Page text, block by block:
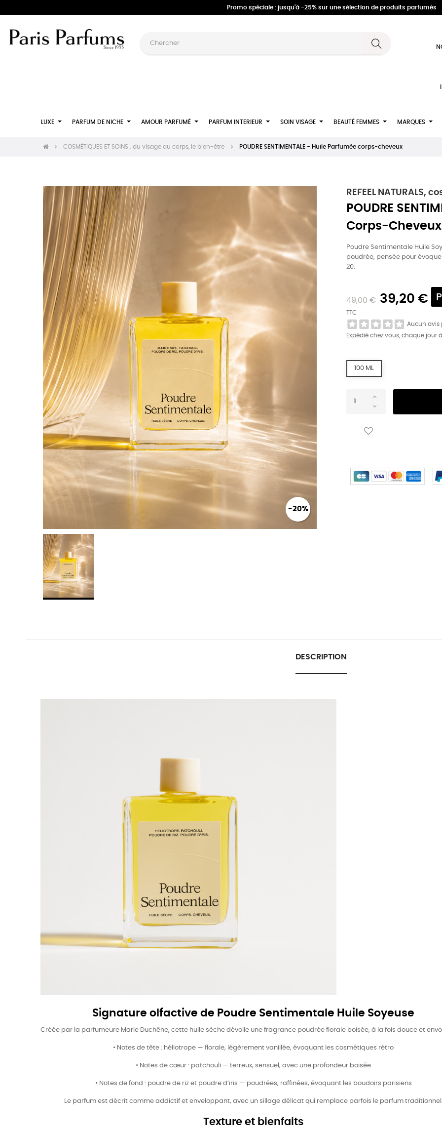
Promo spéciale : jusqu'à -25% sur une sélection de produits parfumés
LUXE PARFUM DE NICHE AMOUR PARFUMÉ PARFUM INTERIEUR SOIN VISAGE BEAUTÉ FEMMES MARQUES
COSMÉTIQUES ET SOINS : du visage au corps, le bien-être POUDRE SENTIMENTALE - Huile Parfumée corps-cheveux
-20%
REFEEL NATURALS,
POUDRE
Corps-Cheveux
Poudre Sentimentale Huile
poudrée, pensée pour
20.
49,00 € 39,20 €
TTC
Aucun avis
Expédié chez vous, chaque jour
100 ML
DESCRIPTION
Signature olfactive de Poudre Sentimentale Huile Soyeuse
Créée par la parfumeure Marie Duchêne, cette huile sèche dévoile une fragrance poudrée florale boisée, à la fois douce et
• Notes de tête : héliotrope — florale, légèrement vanillée, évoquant les cosmétiques rétro
• Notes de cœur : patchouli — terreux, sensuel, avec une profondeur boisée
• Notes de fond : poudre de riz et poudre d’iris — poudrées, raffinées, évoquant les boudoirs parisiens
Le parfum est décrit comme addictif et enveloppant, avec un sillage délicat qui remplace parfois le parfum traditionnel.
Texture et bienfaits